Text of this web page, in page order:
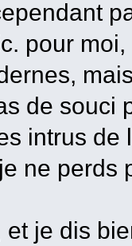
pour
de souci
intrus
ne perds
je dis